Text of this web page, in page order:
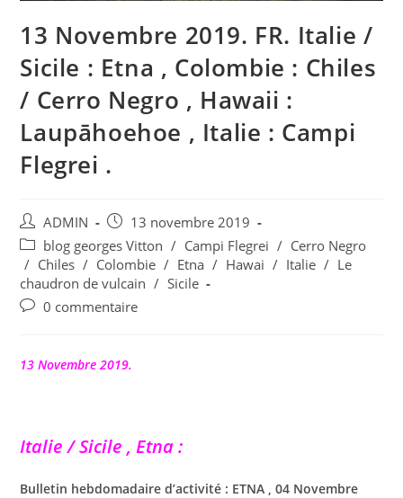
13 Novembre 2019. FR. Italie /
Sicile : Etna , Colombie : Chiles
/ Cerro Negro , Hawaii :
Laupāhoehoe , Italie : Campi
Flegrei .
Auteur/autrice
de
la
publication :
ADMIN
Publication
publiée :
13 novembre 2019
Post
category:
blog georges Vitton / Campi Flegrei / Cerro Negro
/ Chiles / Colombie / Etna / Hawai / Italie / Le
chaudron de vulcain / Sicile
Commentaires
publication :
0 commentaire
13 Novembre 2019.
Italie / Sicile , Etna :
Bulletin hebdomadaire d’activité : ETNA , 04 Novembre